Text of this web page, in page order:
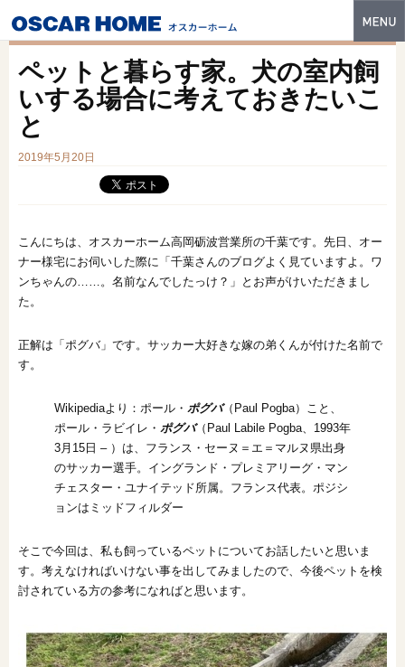
特長
建築実例
フォトギャラリー
スマートセレクト
オンライン相談会
ペットと暮らす家。犬の室内飼
いする場合に考えておきたいこ
と
2019年5月20日
こんにちは、オスカーホーム高岡砺波営業所の千葉です。先日、オー
ナー様宅にお伺いした際に「千葉さんのブログよく見ていますよ。ワ
ンちゃんの……。名前なんでしたっけ？」とお声がけいただきまし
た。
正解は「ポグバ」です。サッカー大好きな嫁の弟くんが付けた名前で
す。
Wikipediaより：ポール・ ポグバ（Paul Pogba）こと、
ポール・ラビイレ・ ポグバ（Paul Labile Pogba、1993年
3月15日 – ）は、フランス・セーヌ＝エ＝マルヌ県出身
のサッカー選手。イングランド・ プレミアリーグ・マン
チェスター・ユナイテッド所属。フランス代表。ポジシ
ョンはミッドフィルダー
そこで今回は、私も飼っているペットについてお話したいと思いま
す。考えなければいけない事を出してみましたので、今後ペットを検
討されている方の参考になればと思います。